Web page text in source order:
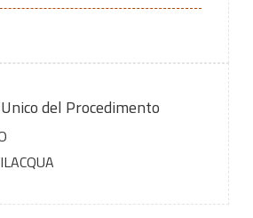
del Procedimento